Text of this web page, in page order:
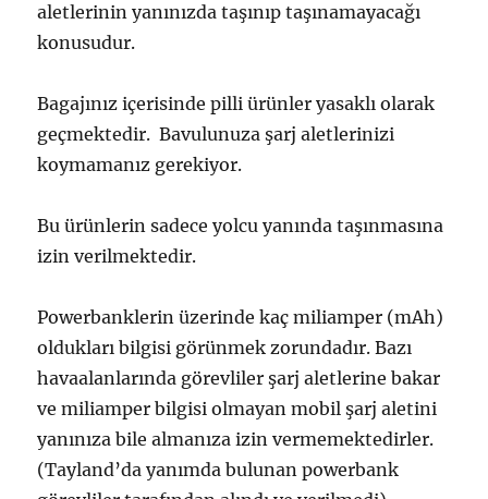
aletlerinin yanınızda taşınıp taşınamayacağı
konusudur.
Bagajınız içerisinde pilli ürünler yasaklı olarak
geçmektedir. Bavulunuza şarj aletlerinizi
koymamanız gerekiyor.
Bu ürünlerin sadece yolcu yanında taşınmasına
izin verilmektedir.
Powerbanklerin üzerinde kaç miliamper (mAh)
oldukları bilgisi görünmek zorundadır. Bazı
havaalanlarında görevliler şarj aletlerine bakar
ve miliamper bilgisi olmayan mobil şarj aletini
yanınıza bile almanıza izin vermemektedirler.
(Tayland’da yanımda bulunan powerbank